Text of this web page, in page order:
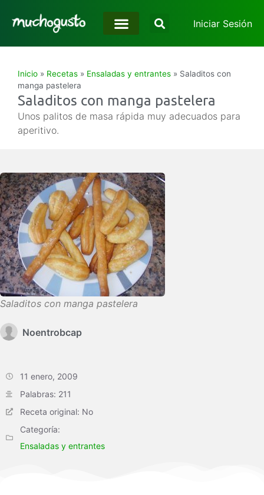
Iniciar Sesión
Inicio » Recetas » Ensaladas y entrantes » Saladitos con
manga pastelera
Saladitos con manga pastelera
Unos palitos de masa rápida muy adecuados para
aperitivo.
Saladitos con manga pastelera
Noentrobcap
11 enero, 2009
Palabras: 211
Receta original: No
Categoría:
Ensaladas y entrantes